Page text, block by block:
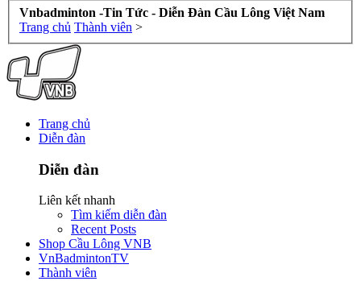
Vnbadminton -Tin Tức - Diễn Đàn Cầu Lông Việt Nam
Trang chủ Thành viên >
Trang chủ
Diễn đàn
Diễn đàn
Liên kết nhanh
Tìm kiếm diễn đàn
Recent Posts
Shop Cầu Lông VNB
VnBadmintonTV
Thành viên